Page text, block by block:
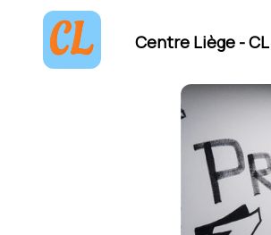
Centre Liège -